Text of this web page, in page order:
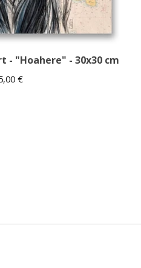
- "Hoahere" - 30x30 cm
€